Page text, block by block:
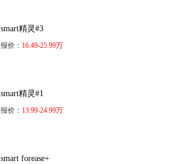
smart精灵#3
报价： 16.49-25.99万
smart精灵#1
报价： 13.99-24.99万
smart forease+